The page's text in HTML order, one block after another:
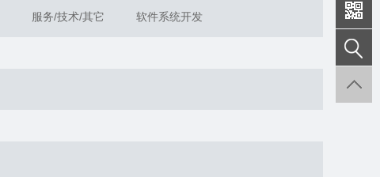
服务/技术/其它 软件系统开发